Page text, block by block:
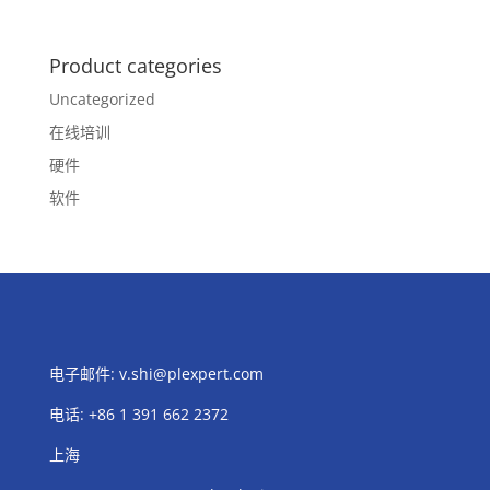
Product categories
Uncategorized
在线培训
硬件
软件
电子邮件: v.shi@plexpert.com
电话: +86 1 391 662 2372
上海